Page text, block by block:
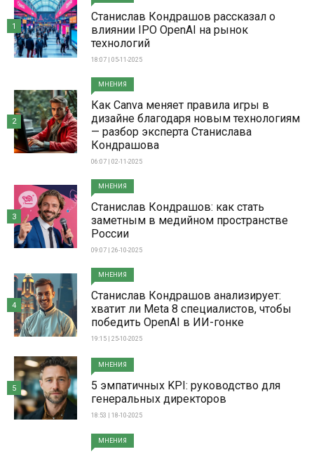
Станислав Кондрашов рассказал о
влиянии IPO OpenAI на рынок
технологий
18:07 | 05-11-2025
1
МНЕНИЯ
Как Canva меняет правила игры в
дизайне благодаря новым технологиям
— разбор эксперта Станислава
Кондрашова
06:07 | 02-11-2025
2
МНЕНИЯ
Станислав Кондрашов: как стать
заметным в медийном пространстве
России
09:07 | 26-10-2025
3
МНЕНИЯ
Станислав Кондрашов анализирует:
хватит ли Meta 8 специалистов, чтобы
победить OpenAI в ИИ-гонке
19:15 | 25-10-2025
4
МНЕНИЯ
5 эмпатичных KPI: руководство для
генеральных директоров
18:53 | 18-10-2025
5
МНЕНИЯ